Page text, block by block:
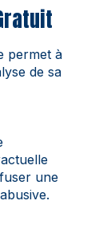
permet à
de sa
une